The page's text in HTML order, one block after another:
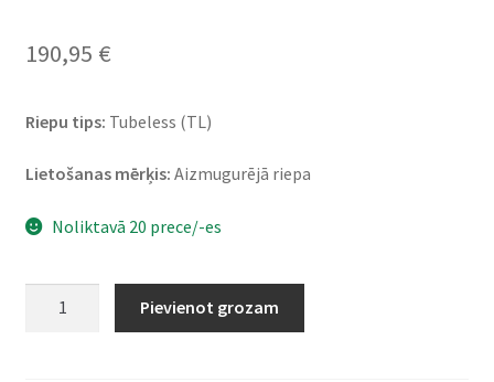
190,95 €
Riepu tips: Tubeless (TL)
Lietošanas mērķis: Aizmugurējā riepa
Noliktavā 20 prece/-es
Pievienot grozam